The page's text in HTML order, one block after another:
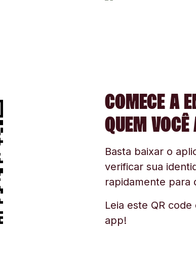
COMECE A
QUEM
Basta baixar o
verificar sua
rapidamente para
Leia este QR
app!